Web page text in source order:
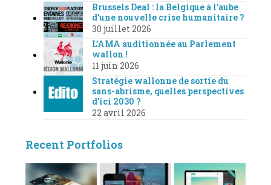
Brussels Deal : la Belgique à l’aube
d’une nouvelle crise humanitaire ?
30 juillet 2026
L’AMA auditionnée au Parlement
wallon !
11 juin 2026
Stratégie wallonne de sortie du
sans-abrisme, quelles perspectives
d’ici 2030 ?
22 avril 2026
Recent Portfolios